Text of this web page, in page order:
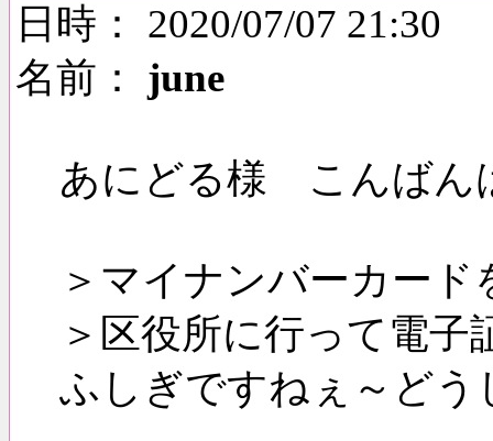
日時： 2020/07/07 21:30
名前： june
あにどる様 こんばん
＞マイナンバーカー
＞区役所に行って電
ふしぎですねぇ～どう